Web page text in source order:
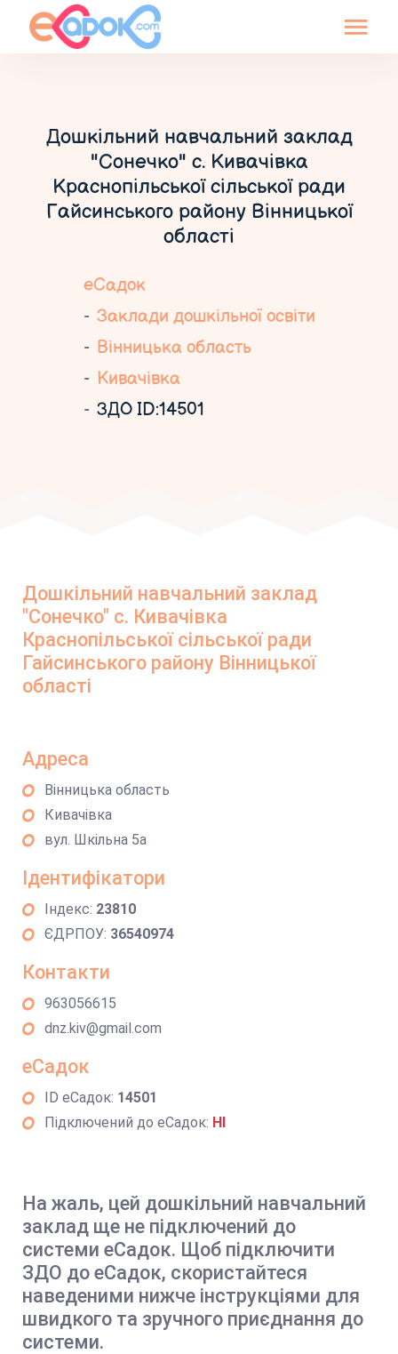
Дошкільний навчальний заклад
"Сонечко" с. Кивачівка
Краснопільської сільської ради
Гайсинського району Вінницької
області
еСадок
Заклади дошкільної освіти
Вінницька область
Кивачівка
ЗДО ID:14501
Дошкільний навчальний заклад
"Сонечко" с. Кивачівка
Краснопільської сільської ради
Гайсинського району Вінницької
області
Адреса
Вінницька область
Кивачівка
вул. Шкільна 5а
Ідентифікатори
Індекс: 23810
ЄДРПОУ: 36540974
Контакти
963056615
dnz.kiv@gmail.com
еСадок
ID еСадок: 14501
Підключений до еСадок: НІ
На жаль, цей дошкільний навчальний
заклад ще не підключений до
системи еСадок. Щоб підключити
ЗДО до еСадок, скористайтеся
наведеними нижче інструкціями для
швидкого та зручного приєднання до
системи.